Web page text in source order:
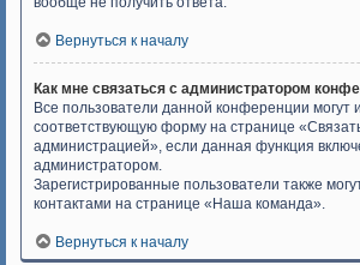
Вернуться к началу
Как мне связаться с администратором
Все пользователи данной конференции могут
соответствующую форму на странице
администрацией», если данная функция
администратором.
Зарегистрированные пользователи также
контактами на странице «Наша команда».
Вернуться к началу